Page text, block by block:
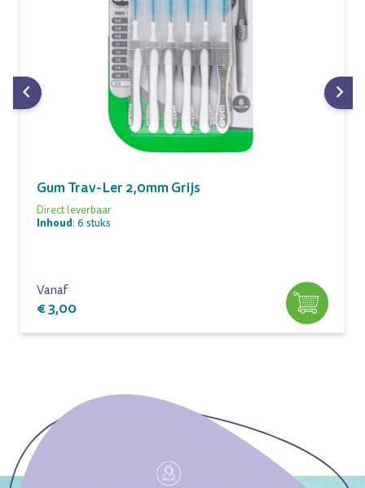
Gum Trav-Ler 2,0mm Grijs
Direct leverbaar
Inhoud: 6 stuks
Vanaf
€ 3,00